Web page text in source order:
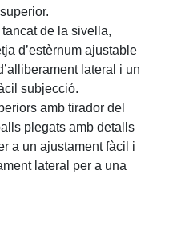
de la sivella,
d’estèrnum ajustable
lateral i un
subjecció.
amb tirador del
plegats amb detalls
a un ajustament fàcil i
lateral per a una